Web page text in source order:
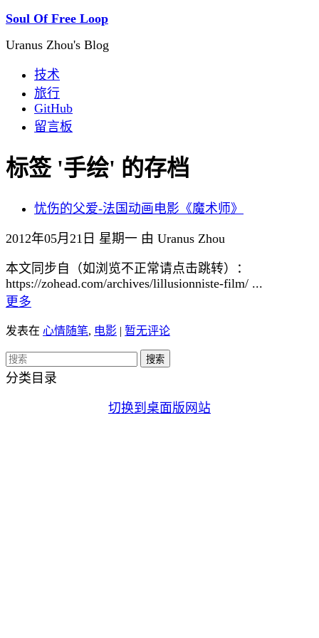
Soul Of Free Loop
Uranus Zhou's Blog
技术
旅行
GitHub
留言板
标签 '手绘' 的存档
忧伤的父爱-法国动画电影《魔术师》
2012年05月21日 星期一 由 Uranus Zhou
本文同步自（如浏览不正常请点击跳转）：
https://zohead.com/archives/lillusionniste-film/ ...
更多
发表在 心情随笔, 电影 | 暂无评论
分类目录
切换到桌面版网站